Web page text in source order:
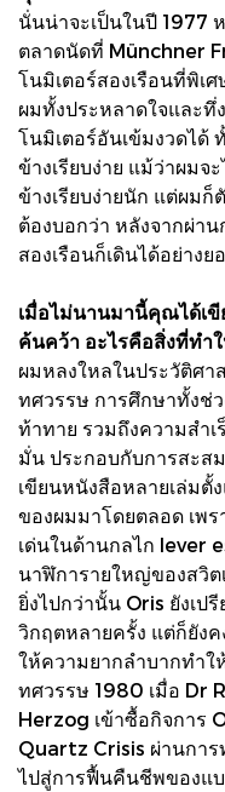
นั่นน่าจะเป็นในปี 1977
ตลาดนัดที่ Münchner
โนมิเตอร์สองเรือนที่พิเ
ผมทั้งประหลาดใจและ
โนมิเตอร์อันเข้มงวดได้
ข้างเรียบง่าย แม้ว่าผม
ข้างเรียบง่ายนัก แต่ผม
ต้องบอกว่า หลังจากผ่าน
สองเรือนก็เดินได้อย่างย
เมื่อไม่นานมานี้คุณได้เขี
ค้นคว้า อะไรคือสิ่งที่ทำ
ผมหลงใหลในประวัติศ
ทศวรรษ การศึกษาทั้งช่ว
ท้าทาย รวมถึงความสำ
มั่น ประกอบกับการสะส
เขียนหนังสือหลายเล่มตั้
ของผมมาโดยตลอด เพ
เด่นในด้านกลไก lever
นาฬิการายใหญ่ของสวิ
ยิ่งไปกว่านั้น Oris ยังเป
วิกฤตหลายครั้ง แต่ก็ยัง
ให้ความยากลำบากทำใ
ทศวรรษ 1980 เมื่อ Dr
Herzog เข้าซื้อกิจการ
Quartz Crisis ผ่านกา
ไปสู่การฟื้นคืนชีพของแบ